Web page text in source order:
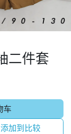
二件套
车
添加到比较